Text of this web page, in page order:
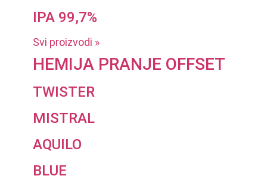
IPA 99,7%
Svi proizvodi »
HEMIJA PRANJE OFFSET
TWISTER
MISTRAL
AQUILO
BLUE